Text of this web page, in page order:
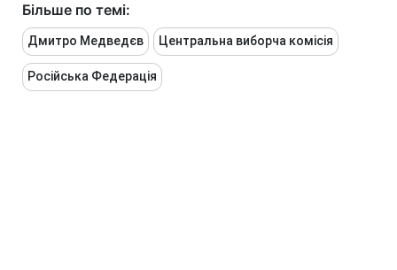
Більше по темі:
Дмитро Медведєв Центральна виборча комісія
Російська Федерація